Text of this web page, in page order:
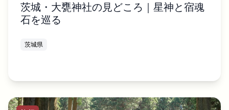
茨城・大甕神社の見どころ｜星神と宿魂
石を巡る
茨城県